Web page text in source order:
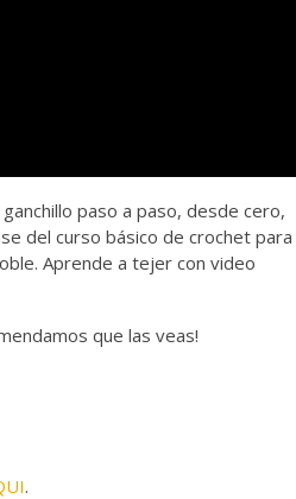
paso a paso, desde cero,
del curso básico de crochet para
Aprende a tejer con video
que las veas!
.